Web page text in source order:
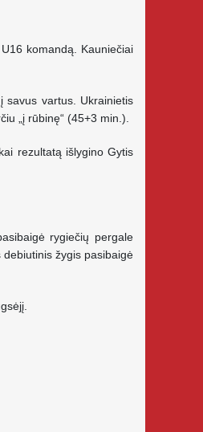
komandą. Kauniečiai
savus vartus. Ukrainietis
„į rūbinę“ (45+3 min.).
rezultatą išlygino Gytis
rygiečių pergale
žygis pasibaigė